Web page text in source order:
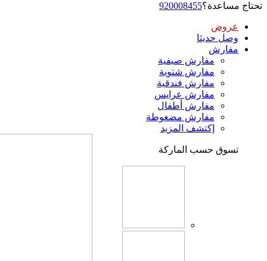
تحتاج مساعدة؟920008455
عروض
وصل حديثا
مفارش
مفارش صيفية
مفارش شتوية
مفارش فندقية
مفارش عرايس
مفارش أطفال
مفارش مضغوطة
إكتشف المزيد
تسوق حسب الماركة